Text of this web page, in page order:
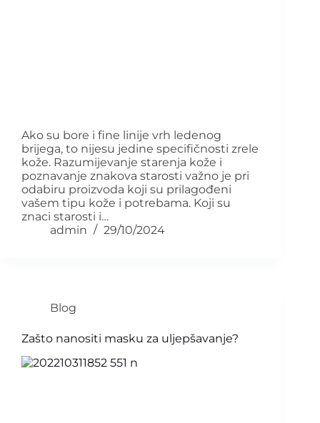
Ako su bore i fine linije vrh ledenog
brijega, to nijesu jedine specifičnosti zrele
kože. Razumijevanje starenja kože i
poznavanje znakova starosti važno je pri
odabiru proizvoda koji su prilagođeni
vašem tipu kože i potrebama. Koji su
znaci starosti i…
admin
29/10/2024
Blog
Zašto nanositi masku za uljepšavanje?